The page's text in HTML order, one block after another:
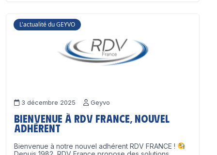
L'actualité du GEYVO
3 décembre 2025 Geyvo
Bienvenue à RDV France, nouvel
adhérent
Bienvenue à notre nouvel adhérent RDV FRANCE !